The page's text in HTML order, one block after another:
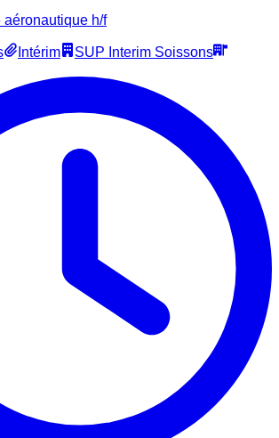
h/f
Intérim
SUP Interim Soissons